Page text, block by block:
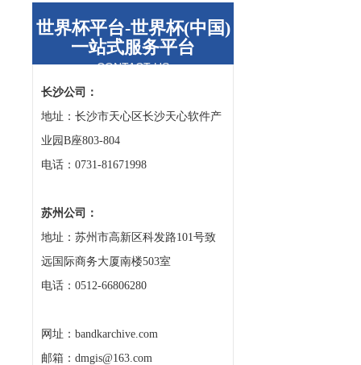
世界杯平台-世界杯(中国)
一站式服务平台
CONTACT US
长沙公司：
地址：长沙市天心区长沙天心软件产
业园B座803-804
电话：0731-81671998
苏州公司：
地址：苏州市高新区科发路101号致
远国际商务大厦南楼503室
电话：0512-66806280
网址：bandkarchive.com
邮箱：dmgis@163.com